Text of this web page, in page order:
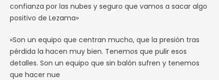
confianza por las nubes y seguro que vamos a sacar algo
positivo de Lezama»
«Son un equipo que centran mucho, que la presión tras
pérdida la hacen muy bien. Tenemos que pulir esos
detalles. Son un equipo que sin balón sufren y tenemos
que hacer nue